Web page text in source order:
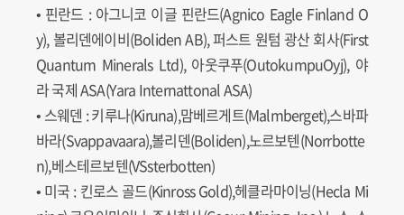
• 핀란드 : 아그니코 이글 핀란드(Agnico Eagle Finland O
y), 볼리덴에이비(Boliden AB), 퍼스트 원텀 광산 회사(First
Quantum Minerals Ltd), 아웃쿠푸(OutokumpuOyj), 야
라 국제 ASA(Yara Internattonal ASA)
• 스웨덴 : 키루나(Kiruna),맘베르게트(Malmberget),스바파
바라(Svappavaara),볼리덴(Boliden),노르보텐(Norrbotte
n),베스테르보텐(VSsterbotten)
• 미국 : 킨로스 골드(Kinross Gold),헤클라마이닝(Hecla Mi